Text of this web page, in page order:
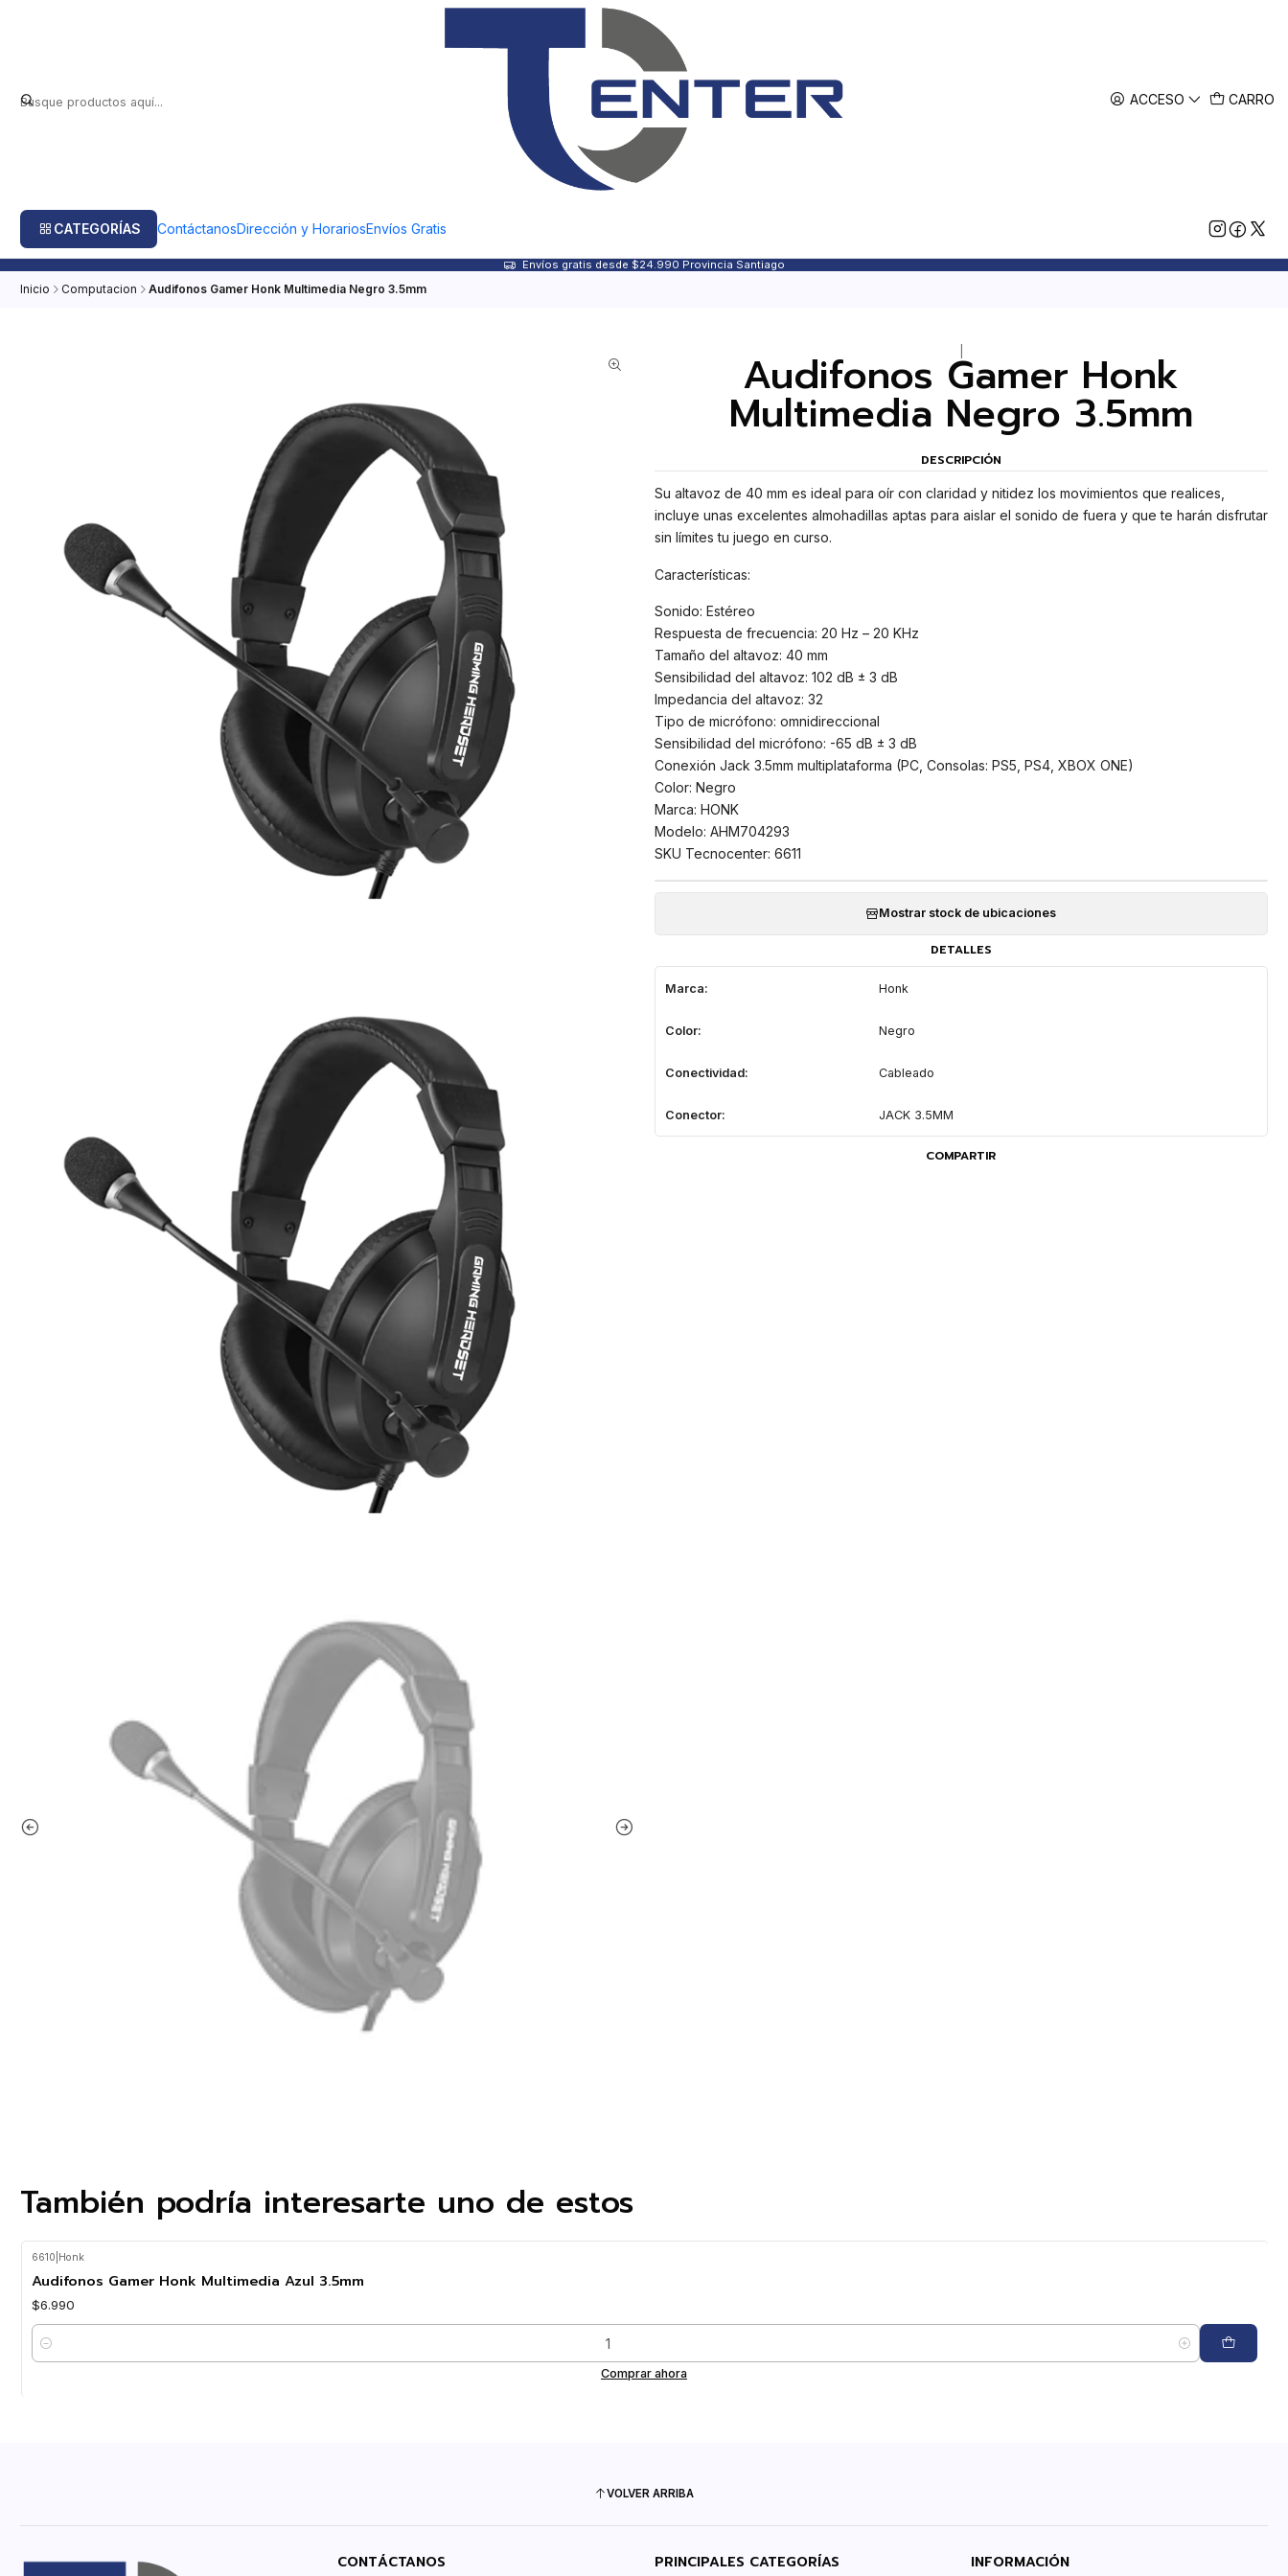
ACCESO CARRO
CATEGORÍAS ContáctanosDirección y HorariosEnvíos Gratis
Envíos gratis desde $24.990 Provincia Santiago
Inicio Computacion Audifonos Gamer Honk Multimedia Negro 3.5mm
Audifonos Gamer Honk
Multimedia Negro 3.5mm
DESCRIPCIÓN
Su altavoz de 40 mm es ideal para oír con claridad y nitidez los movimientos que realices,
incluye unas excelentes almohadillas aptas para aislar el sonido de fuera y que te harán disfrutar
sin límites tu juego en curso.
Características:
Sonido: Estéreo
Respuesta de frecuencia: 20 Hz – 20 KHz
Tamaño del altavoz: 40 mm
Sensibilidad del altavoz: 102 dB ± 3 dB
Impedancia del altavoz: 32
Tipo de micrófono: omnidireccional
Sensibilidad del micrófono: -65 dB ± 3 dB
Conexión Jack 3.5mm multiplataforma (PC, Consolas: PS5, PS4, XBOX ONE)
Color: Negro
Marca: HONK
Modelo: AHM704293
SKU Tecnocenter: 6611
Mostrar stock de ubicaciones
DETALLES
Marca: Honk
Color: Negro
Conectividad: Cableado
Conector: JACK 3.5MM
COMPARTIR
También podría interesarte uno de estos
6610 Honk
Audifonos Gamer Honk Multimedia Azul 3.5mm
$6.990
Cantidad
Comprar ahora
VOLVER ARRIBA
CONTÁCTANOS PRINCIPALES CATEGORÍAS INFORMACIÓN